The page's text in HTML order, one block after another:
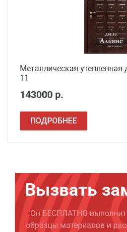
Металлическая утепленная
11
143000 р.
ПОДРОБНЕЕ
Вызвать
Он БЕСПЛАТНО
образцы материалов и